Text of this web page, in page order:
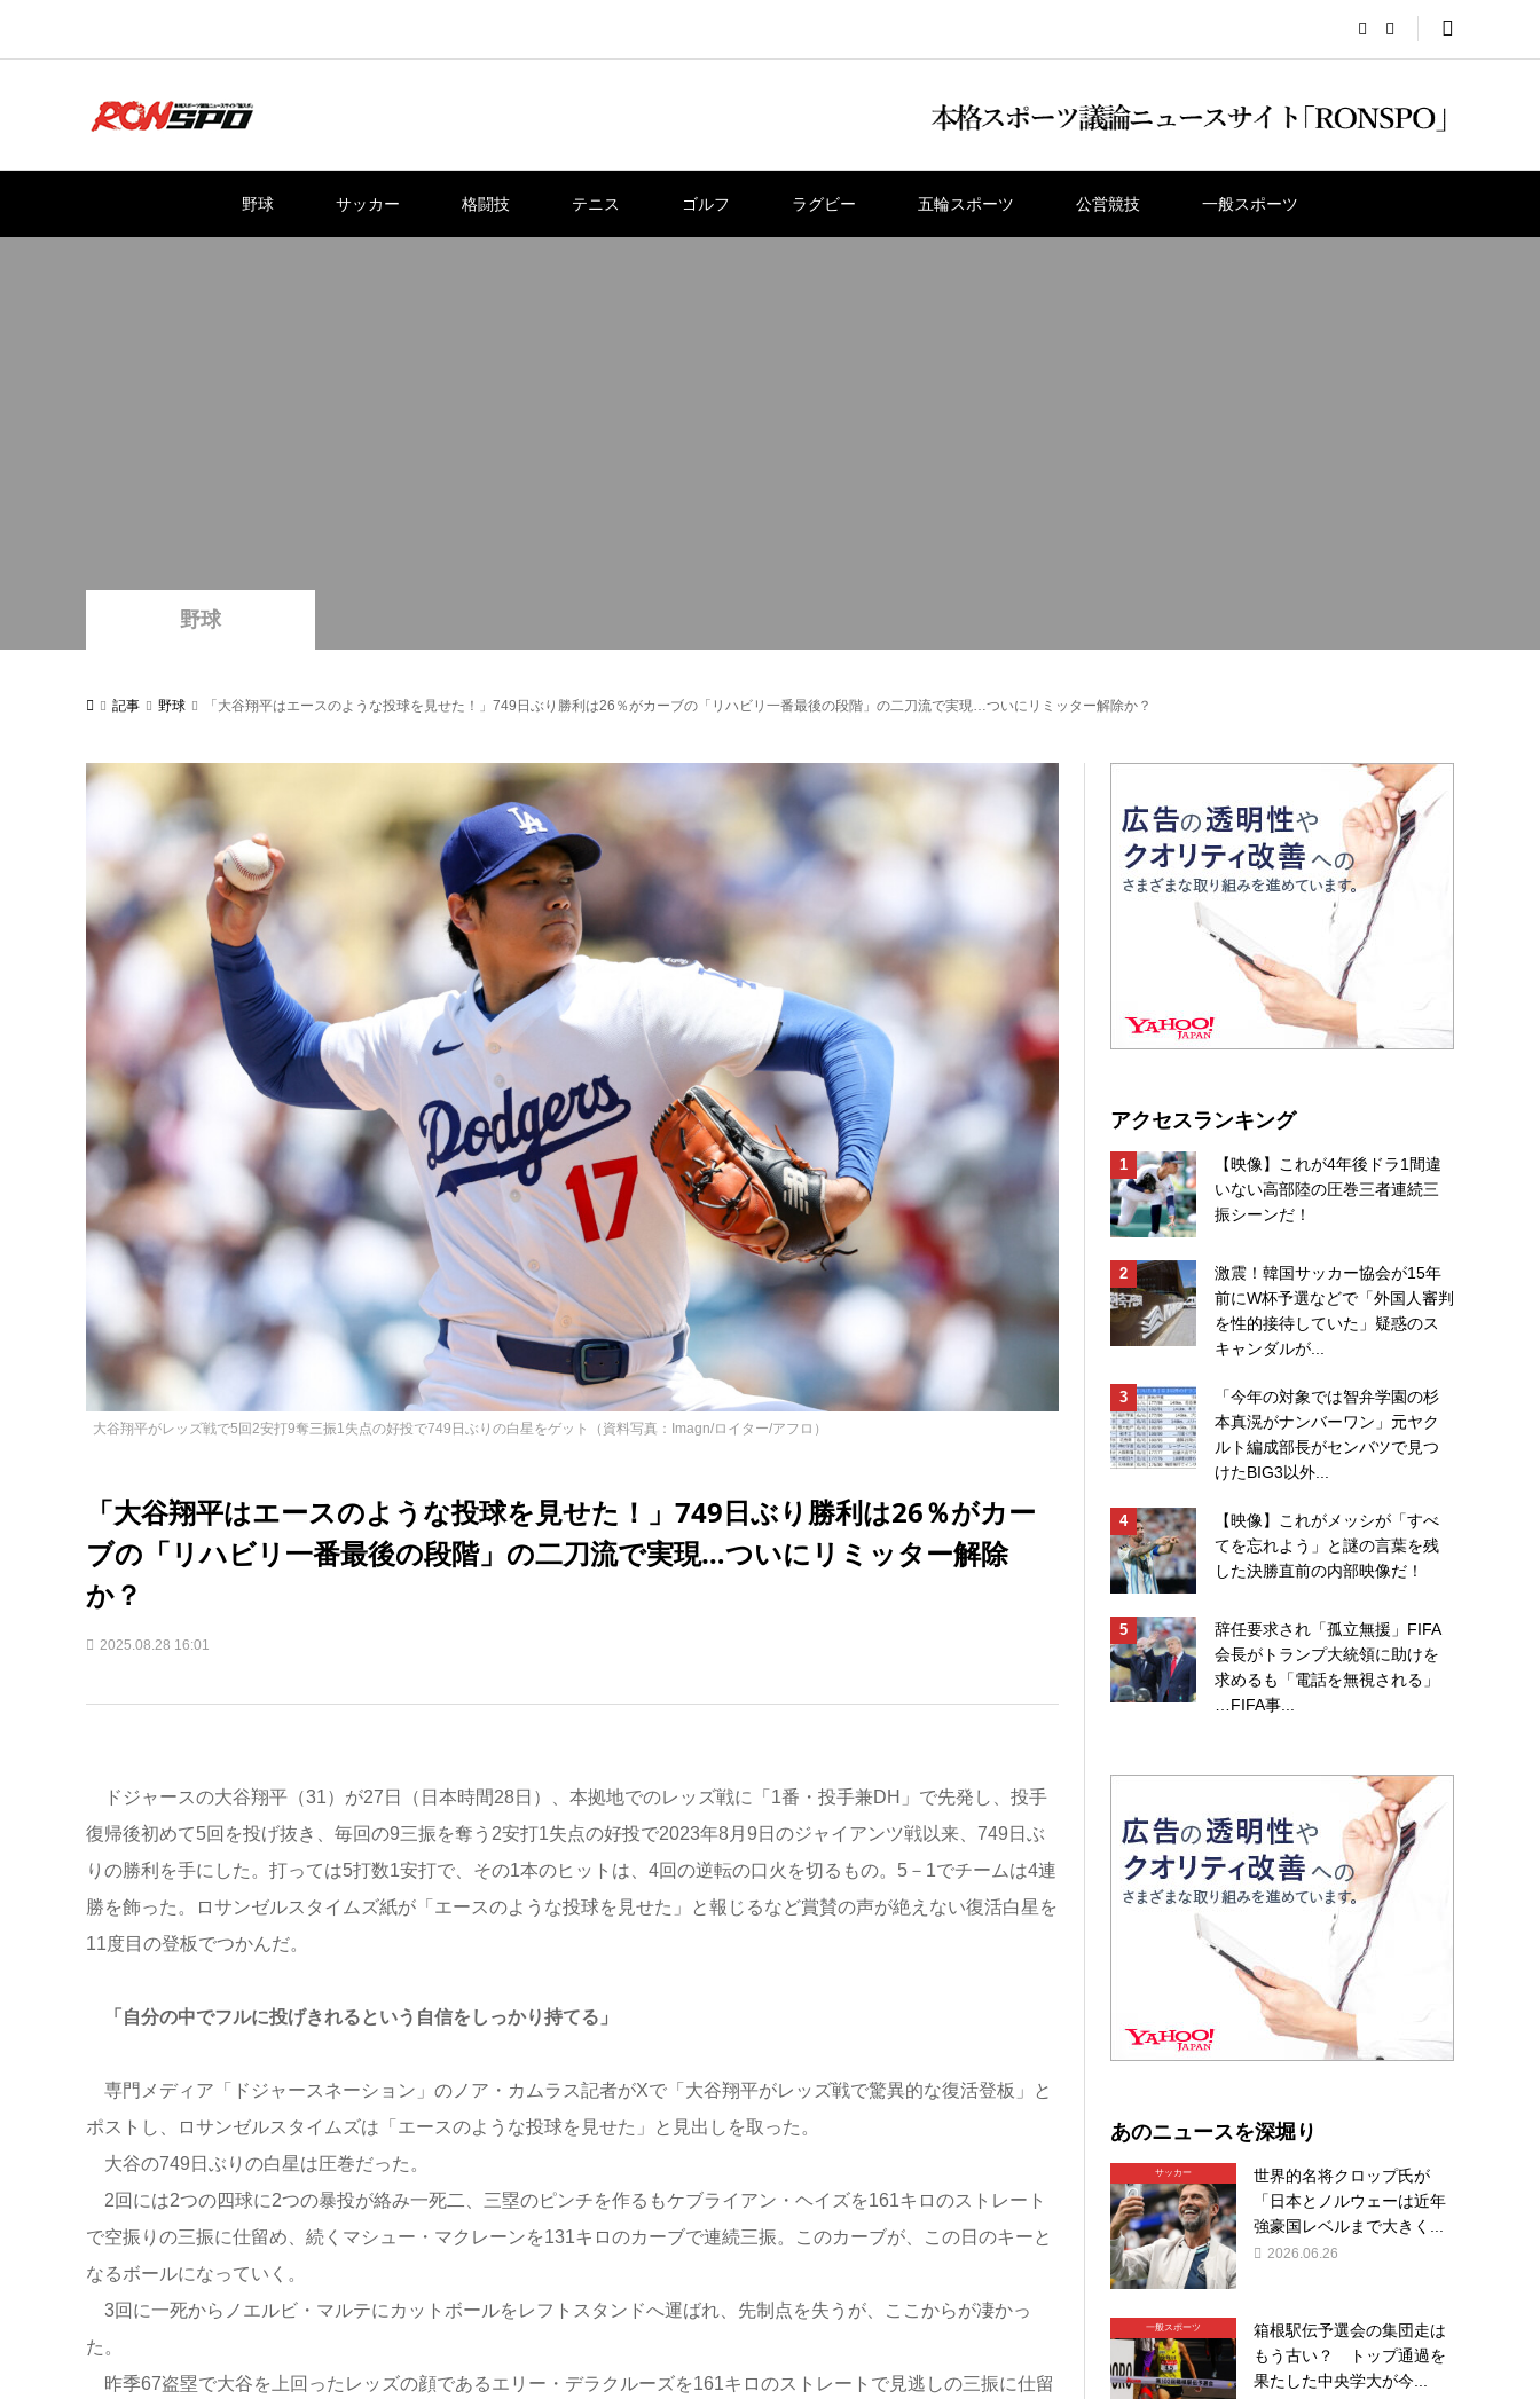
野球 サッカー 格闘技 テニス ゴルフ ラグビー 五輪スポーツ 公営競技 一般スポーツ
野球
記事 野球 「大谷翔平はエースのような投球を見せた！」749日ぶり勝利は26％がカーブの「リハビリ一番最後の段階」の二刀流で実現…ついにリミッター解除か？
大谷翔平がレッズ戦で5回2安打9奪三振1失点の好投で749日ぶりの白星をゲット（資料写真：Imagn/ロイター/アフロ）
「大谷翔平はエースのような投球を見せた！」749日ぶり勝利は26％がカー
ブの「リハビリ一番最後の段階」の二刀流で実現…ついにリミッター解除
か？
2025.08.28 16:01
ドジャースの大谷翔平（31）が27日（日本時間28日）、本拠地でのレッズ戦に「1番・投手兼DH」で先発し、投手
復帰後初めて5回を投げ抜き、毎回の9三振を奪う2安打1失点の好投で2023年8月9日のジャイアンツ戦以来、749日ぶ
りの勝利を手にした。打っては5打数1安打で、その1本のヒットは、4回の逆転の口火を切るもの。5－1でチームは4連
勝を飾った。ロサンゼルスタイムズ紙が「エースのような投球を見せた」と報じるなど賞賛の声が絶えない復活白星を
11度目の登板でつかんだ。
「自分の中でフルに投げきれるという自信をしっかり持てる」
専門メディア「ドジャースネーション」のノア・カムラス記者がXで「大谷翔平がレッズ戦で驚異的な復活登板」と
ポストし、ロサンゼルスタイムズは「エースのような投球を見せた」と見出しを取った。
大谷の749日ぶりの白星は圧巻だった。
2回には2つの四球に2つの暴投が絡み一死二、三塁のピンチを作るもケブライアン・ヘイズを161キロのストレート
で空振りの三振に仕留め、続くマシュー・マクレーンを131キロのカーブで連続三振。このカーブが、この日のキーと
なるボールになっていく。
3回に一死からノエルビ・マルテにカットボールをレフトスタンドへ運ばれ、先制点を失うが、ここからが凄かっ
た。
昨季67盗塁で大谷を上回ったレッズの顔であるエリー・デラクルーズを161キロのストレートで見逃しの三振に仕留
アクセスランキング
【映像】これが4年後ドラ1間違
いない高部陸の圧巻三者連続三
振シーンだ！
激震！韓国サッカー協会が15年
前にW杯予選などで「外国人審判
を性的接待していた」疑惑のス
キャンダルが...
「今年の対象では智弁学園の杉
本真滉がナンバーワン」元ヤク
ルト編成部長がセンバツで見つ
けたBIG3以外...
【映像】これがメッシが「すべ
てを忘れよう」と謎の言葉を残
した決勝直前の内部映像だ！
辞任要求され「孤立無援」FIFA
会長がトランプ大統領に助けを
求めるも「電話を無視される」
…FIFA事...
あのニュースを深堀り
サッカー
世界的名将クロップ氏が
「日本とノルウェーは近年
強豪国レベルまで大きく...
2026.06.26
一般スポーツ
箱根駅伝予選会の集団走は
もう古い？ トップ通過を
果たした中央学大が今...